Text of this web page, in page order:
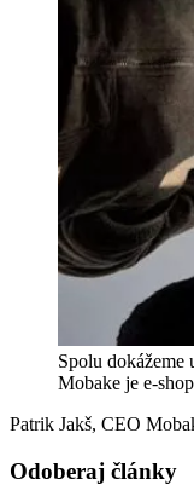
Spolu dokážeme
Mobake je e-
Patrik Jakš, CEO
Odoberaj články